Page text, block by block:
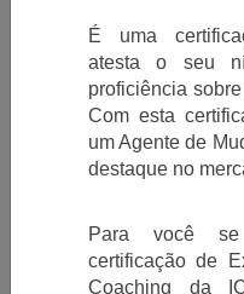
É uma
atesta o seu
proficiência
Com esta
um Agente de
destaque no
Para você
certificação de
Coaching da